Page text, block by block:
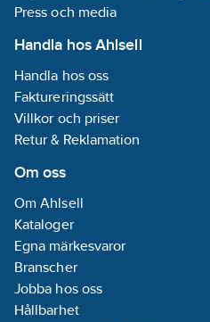
Press och media
Handla hos Ahlsell
Handla hos oss
Faktureringssätt
Villkor och priser
Retur & Reklamation
Om oss
Om Ahlsell
Kataloger
Egna märkesvaror
Branscher
Jobba hos oss
Hållbarhet